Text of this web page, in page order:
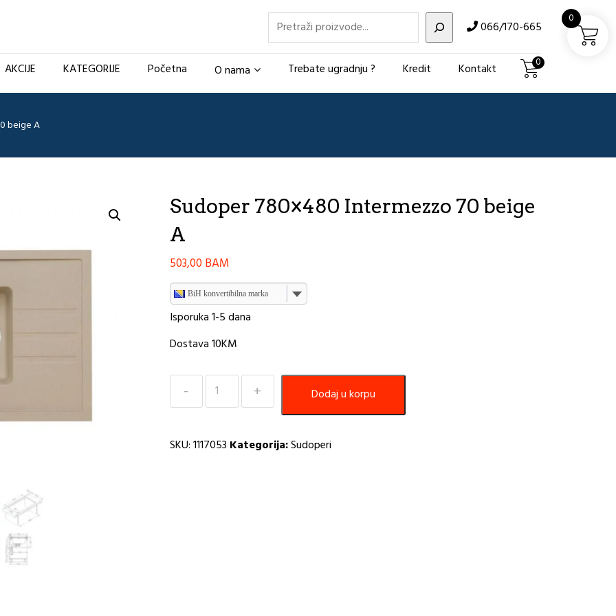
Pretraži 066/170-665
AKCIJE KATEGORIJE Početna O nama Trebate ugradnju ? Kredit Kontakt 0
beige A
Sudoper 780×480 Intermezzo 70 beige
A
503,00 BAM
BiH konvertibilna marka
Isporuka 1-5 dana
Dostava 10KM
Sudoper
780x480
beige
Dodaj u korpu
SKU:1117053 Kategorija:Sudoperi
0